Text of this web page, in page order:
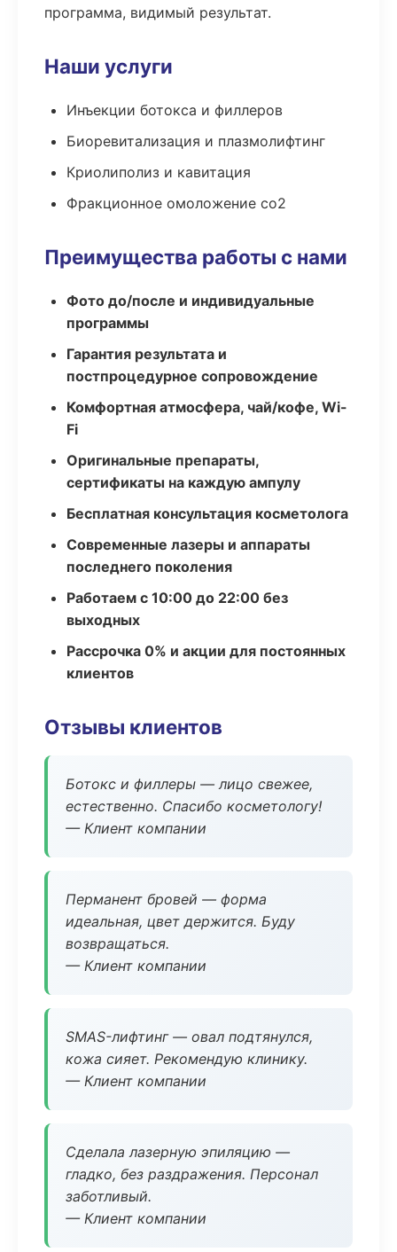
программа, видимый результат.
Наши услуги
Инъекции ботокса и филлеров
Биоревитализация и плазмолифтинг
Криолиполиз и кавитация
Фракционное омоложение co2
Преимущества работы с нами
Фото до/после и индивидуальные
программы
Гарантия результата и
постпроцедурное сопровождение
Комфортная атмосфера, чай/кофе, Wi-
Fi
Оригинальные препараты,
сертификаты на каждую ампулу
Бесплатная консультация косметолога
Современные лазеры и аппараты
последнего поколения
Работаем с 10:00 до 22:00 без
выходных
Рассрочка 0% и акции для постоянных
клиентов
Отзывы клиентов
Ботокс и филлеры — лицо свежее,
естественно. Спасибо косметологу!
— Клиент компании
Перманент бровей — форма
идеальная, цвет держится. Буду
возвращаться.
— Клиент компании
SMAS-лифтинг — овал подтянулся,
кожа сияет. Рекомендую клинику.
— Клиент компании
Сделала лазерную эпиляцию —
гладко, без раздражения. Персонал
заботливый.
— Клиент компании